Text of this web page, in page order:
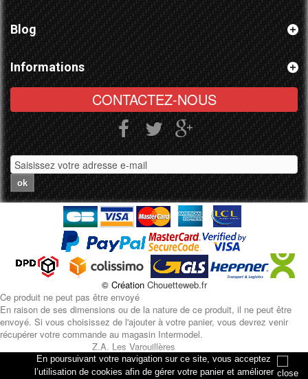
En poursuivant votre navigation sur ce site, vous acceptez
l’utilisation de cookies afin de gérer votre panier et améliorer
Blog
Informations
CONTACTEZ-NOUS
ok
© Création Chouetteweb.fr
Ce produit ne peut pas être envoyé
En raison de ses dimensions ou de la nature de ce produit, il ne peut être
envoyé. Si vous choisissez de l'ajouter à votre panier, vous devrez venir
récupérer votre commande au magasin Intermodel.
Z.A. Les Varouillères
rue des artisans
76330 Petiville